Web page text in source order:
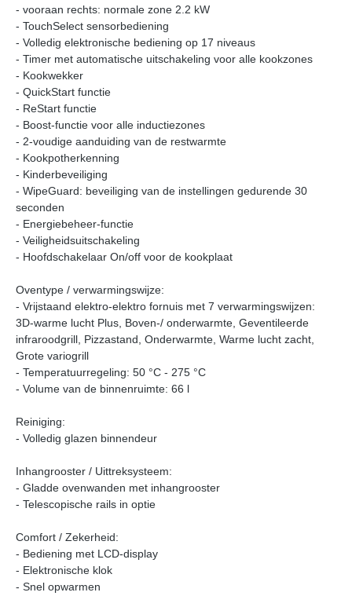
- vooraan rechts: normale zone 2.2 kW
- TouchSelect sensorbediening
- Volledig elektronische bediening op 17 niveaus
- Timer met automatische uitschakeling voor alle kookzones
- Kookwekker
- QuickStart functie
- ReStart functie
- Boost-functie voor alle inductiezones
- 2-voudige aanduiding van de restwarmte
- Kookpotherkenning
- Kinderbeveiliging
- WipeGuard: beveiliging van de instellingen gedurende 30
seconden
- Energiebeheer-functie
- Veiligheidsuitschakeling
- Hoofdschakelaar On/off voor de kookplaat
Oventype / verwarmingswijze:
- Vrijstaand elektro-elektro fornuis met 7 verwarmingswijzen:
3D-warme lucht Plus, Boven-/ onderwarmte, Geventileerde
infraroodgrill, Pizzastand, Onderwarmte, Warme lucht zacht,
Grote variogrill
- Temperatuurregeling: 50 °C - 275 °C
- Volume van de binnenruimte: 66 l
Reiniging:
- Volledig glazen binnendeur
Inhangrooster / Uittreksysteem:
- Gladde ovenwanden met inhangrooster
- Telescopische rails in optie
Comfort / Zekerheid:
- Bediening met LCD-display
- Elektronische klok
- Snel opwarmen